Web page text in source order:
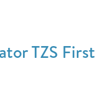
TZS First